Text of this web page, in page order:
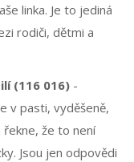
linka. Je to jediná
rodiči, dětmi a
(116 016) -
v pasti, vyděšeně,
že to není
Jsou jen odpovědi